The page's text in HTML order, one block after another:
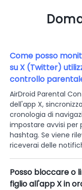
Come posso
su X (Twitter)
controllo
AirDroid Parental
dell'app X,
cronologia di
impostare avvisi per
hashtag. Se viene
riceverai delle
Posso bloccare o
figlio all'app X in